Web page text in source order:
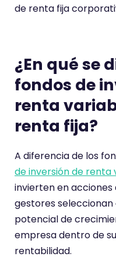
de renta fija
¿En qué se
fondos de
renta
renta fija?
A diferencia de los
de inversión de renta
invierten en acciones
gestores
potencial de
empresa dentro de
rentabilidad.